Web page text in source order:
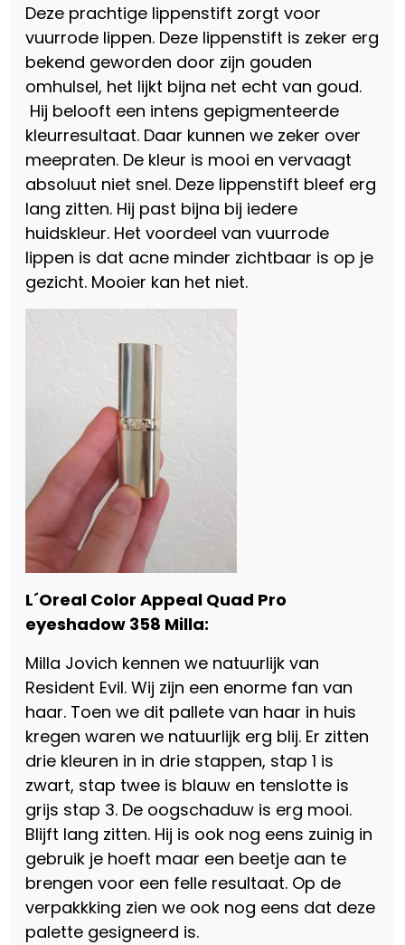
Deze prachtige lippenstift zorgt voor
vuurrode lippen. Deze lippenstift is zeker erg
bekend geworden door zijn gouden
omhulsel, het lijkt bijna net echt van goud.
Hij belooft een intens gepigmenteerde
kleurresultaat. Daar kunnen we zeker over
meepraten. De kleur is mooi en vervaagt
absoluut niet snel. Deze lippenstift bleef erg
lang zitten. Hij past bijna bij iedere
huidskleur. Het voordeel van vuurrode
lippen is dat acne minder zichtbaar is op je
gezicht. Mooier kan het niet.
L´Oreal Color Appeal Quad Pro
eyeshadow 358 Milla:
Milla Jovich kennen we natuurlijk van
Resident Evil. Wij zijn een enorme fan van
haar. Toen we dit pallete van haar in huis
kregen waren we natuurlijk erg blij. Er zitten
drie kleuren in in drie stappen, stap 1 is
zwart, stap twee is blauw en tenslotte is
grijs stap 3. De oogschaduw is erg mooi.
Blijft lang zitten. Hij is ook nog eens zuinig in
gebruik je hoeft maar een beetje aan te
brengen voor een felle resultaat. Op de
verpakkking zien we ook nog eens dat deze
palette gesigneerd is.